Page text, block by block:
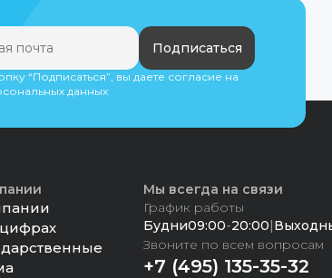
Подписаться
“Подписаться”, вы даете согласие на
данных
Мы всегда на связи
График работы
Будни09:00-20:00|
Звоните по всем вопросам
+7 (495) 135-35-32